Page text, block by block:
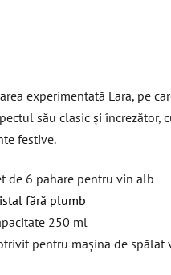
experimentată Lara, pe
său clasic și încrezător,
festive.
de 6 pahare pentru vin alb
fără plumb
250 ml
pentru mașina de spălat